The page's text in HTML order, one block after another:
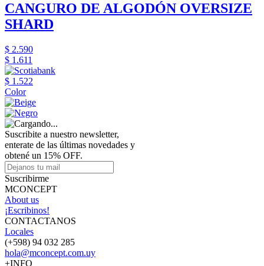
CANGURO DE ALGODÓN OVERSIZE
SHARD
$ 2.590
$ 1.611
$ 1.522
Color
Suscribite a nuestro newsletter,
enterate de las últimas novedades y
obtené un 15% OFF.
Suscribirme
MCONCEPT
About us
¡Escribinos!
CONTACTANOS
Locales
(+598) 94 032 285
hola@mconcept.com.uy
+INFO